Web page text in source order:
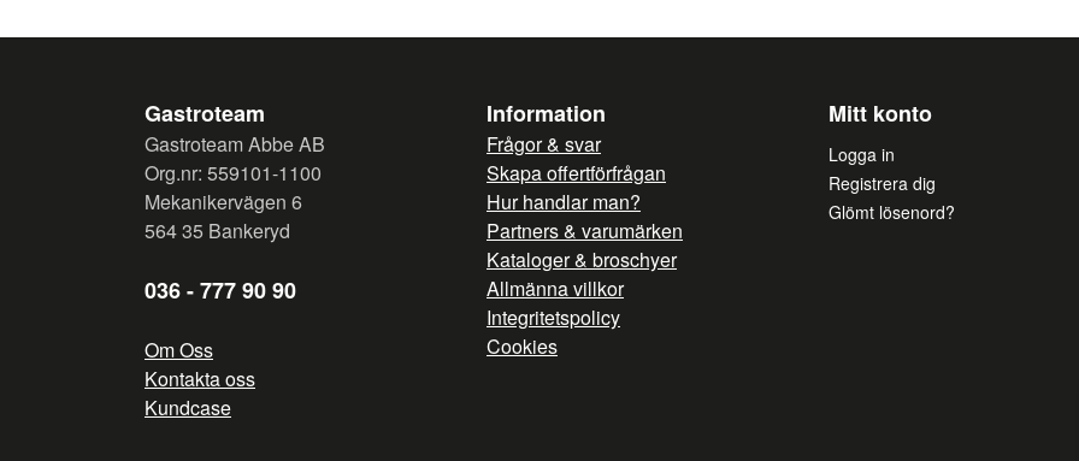
Specifikation
Kapacitet, burk: 33 cl x 150st
Kyleffekt: 205 W
Nominell effekt: 176 W
Mått: (BxDxH)
Gastroteam
Gastroteam Abbe AB
Org.nr: 559101-1100
Mekanikervägen 6
564 35 Bankeryd
036 - 777 90 90
Om Oss
Kontakta oss
Kundcase
Information
Frågor & svar
Skapa offertförfrågan
Hur handlar man?
Partners & varumärken
Kataloger & broschyer
Allmänna villkor
Integritetspolicy
Cookies
Mitt konto
Logga in
Registrera dig
Glömt lösenord?